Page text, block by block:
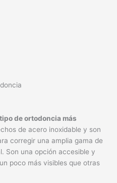
tipo de ortodoncia más
de acero inoxidable y son
corregir una amplia gama de
Son una opción accesible y
poco más visibles que otras